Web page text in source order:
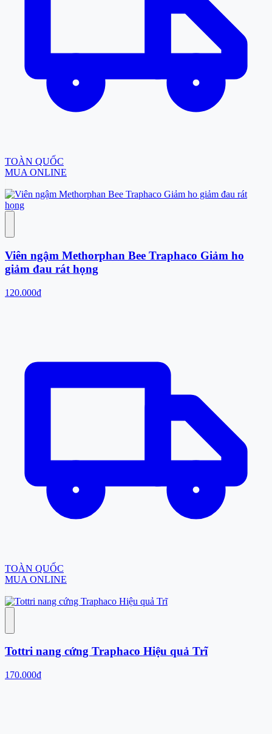
TOÀN QUỐC
MUA ONLINE
Viên ngậm Methorphan Bee Traphaco Giảm ho
giảm đau rát họng
120.000đ
TOÀN QUỐC
MUA ONLINE
Tottri nang cứng Traphaco Hiệu quả Trĩ
170.000đ